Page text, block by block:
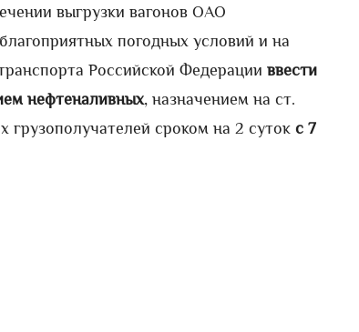
выгрузки вагонов ОАО
погодных условий и на
Российской Федерации ввести
нефтеналивных, назначением на ст.
грузополучателей сроком на 2 суток с 7